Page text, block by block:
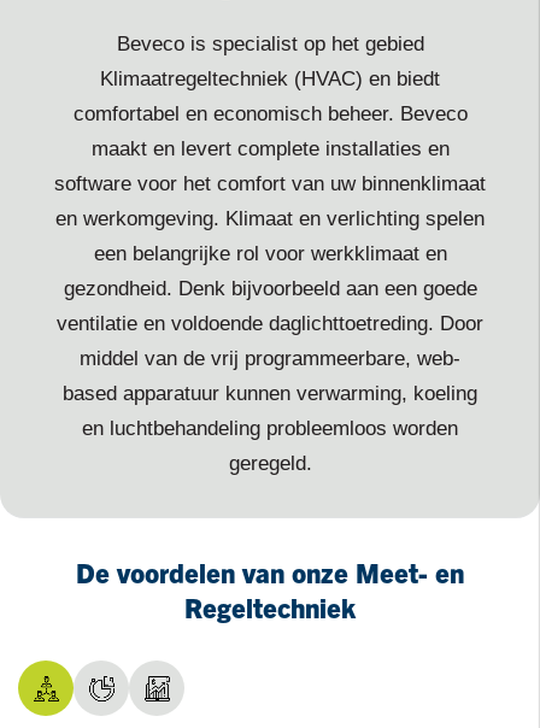
Beveco is specialist op het gebied
Klimaatregeltechniek (HVAC) en biedt
comfortabel en economisch beheer. Beveco
maakt en levert complete installaties en
software voor het comfort van uw binnenklimaat
en werkomgeving. Klimaat en verlichting spelen
een belangrijke rol voor werkklimaat en
gezondheid. Denk bijvoorbeeld aan een goede
ventilatie en voldoende daglichttoetreding. Door
middel van de vrij programmeerbare, web-
based apparatuur kunnen verwarming, koeling
en luchtbehandeling probleemloos worden
geregeld.
De voordelen van onze Meet- en
Regeltechniek